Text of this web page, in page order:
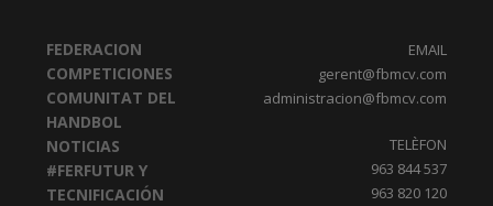
FEDERACION
COMPETICIONES
COMUNITAT DEL
HANDBOL
NOTICIAS
#FERFUTUR Y
TECNIFICACIÓN
EMAIL
gerent@fbmcv.com
administracion@fbmcv.com
TELÈFON
963 844 537
963 820 120